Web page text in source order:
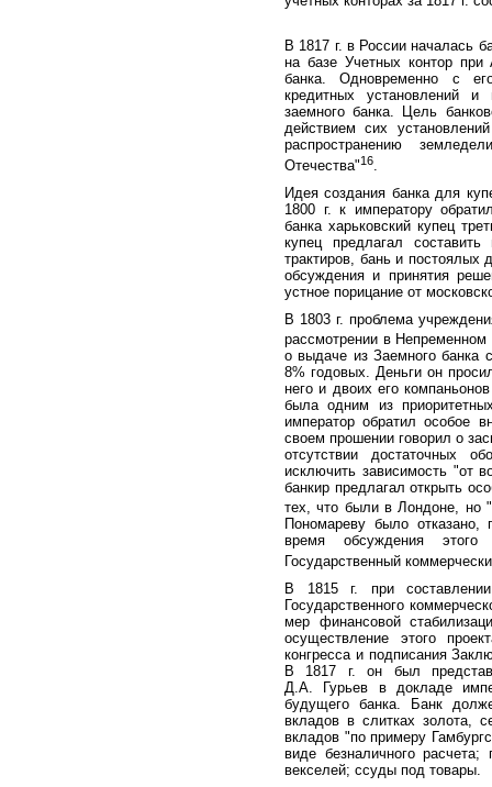
В 1817 г. в России началась
на базе Учетных контор при
банка. Одновременно с
кредитных установлений и
заемного банка. Цель
действием сих
распространению
Отечества"16
Идея создания банка для
1800 г. к императору
банка харьковский купец
купец предлагал
трактиров, бань и
обсуждения и принятия
устное порицание от
В 1803 г. проблема
рассмотрении в
о выдаче из Заемного банка
8% годовых. Деньги он
него и двоих его
была одним из
император обратил особое
своем прошении говорил о
отсутствии достаточных
исключить зависимость "от
банкир предлагал открыть
тех, что были в Лондоне, но
Пономареву было
время обсуждения этого
Государственный
В 1815 г. при
Государственного
мер финансовой
осуществление этого
конгресса и подписания
В 1817 г. он был
Д.А. Гурьев в докладе
будущего банка. Банк
вкладов в слитках золота,
вкладов "по примеру
виде безналичного
векселей; ссуды под товары.